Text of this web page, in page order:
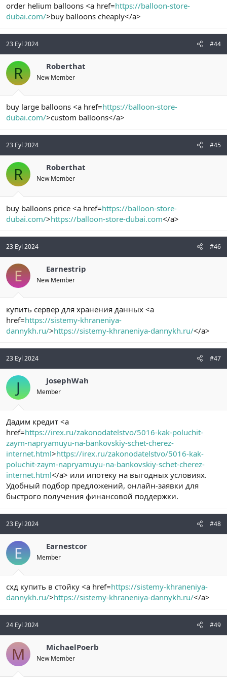
order helium balloons <a href=https://balloon-store-
dubai.com/>buy balloons cheaply</a>
23 Eyl 2024 #44
R Roberthat
New Member
buy large balloons <a href=https://balloon-store-
dubai.com/>custom balloons</a>
23 Eyl 2024 #45
R Roberthat
New Member
buy balloons price <a href=https://balloon-store-
dubai.com/>https://balloon-store-dubai.com</a>
23 Eyl 2024 #46
E Earnestrip
New Member
купить сервер для хранения данных <a
href=https://sistemy-khraneniya-
dannykh.ru/>https://sistemy-khraneniya-dannykh.ru/</a>
23 Eyl 2024 #47
J JosephWah
Member
Дадим кредит <a
href=https://irex.ru/zakonodatelstvo/5016-kak-poluchit-
zaym-napryamuyu-na-bankovskiy-schet-cherez-
internet.html>https://irex.ru/zakonodatelstvo/5016-kak-
poluchit-zaym-napryamuyu-na-bankovskiy-schet-cherez-
internet.html</a> или ипотеку на выгодных условиях.
Удобный подбор предложений, онлайн-заявки для
быстрого получения финансовой поддержки.
23 Eyl 2024 #48
E Earnestcor
Member
схд купить в стойку <a href=https://sistemy-khraneniya-
dannykh.ru/>https://sistemy-khraneniya-dannykh.ru/</a>
24 Eyl 2024 #49
M MichaelPoerb
New Member